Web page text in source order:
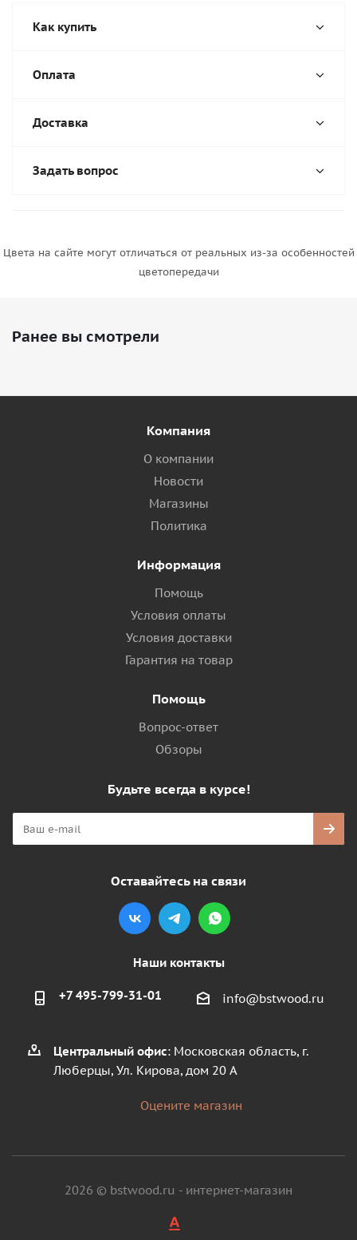
Как купить
Оплата
Доставка
Задать вопрос
Цвета на сайте могут отличаться от реальных из-за особенностей
цветопередачи
Ранее вы смотрели
Компания
О компании
Новости
Магазины
Политика
Информация
Помощь
Условия оплаты
Условия доставки
Гарантия на товар
Помощь
Вопрос-ответ
Обзоры
Будьте всегда в курсе!
Оставайтесь на связи
Наши контакты
+7 495-799-31-01 info@bstwood.ru
Центральный офис: Московская область, г.
Люберцы, Ул. Кирова, дом 20 А
Оцените магазин
2026 © bstwood.ru - интернет-магазин